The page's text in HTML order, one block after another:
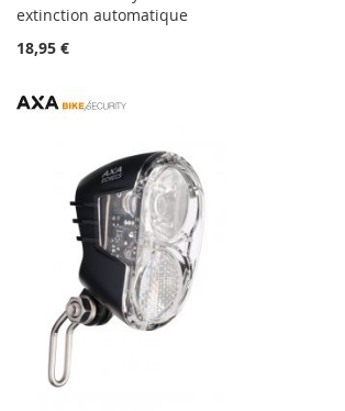
extinction automatique
18,95 €